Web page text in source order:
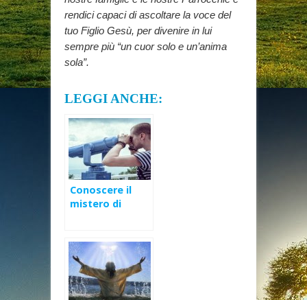
rendici capaci di ascoltare la voce del
tuo Figlio Gesù, per divenire in lui
sempre più “un cuor solo e un’anima
sola”.
LEGGI ANCHE:
Conoscere il
mistero di
Domenica Ord
(B)